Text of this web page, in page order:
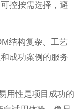
控按需选择，避
结构复杂、工艺
成功案例的服务
用性是项目成功的